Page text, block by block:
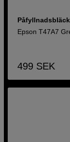
Epson T47A7
499 SEK